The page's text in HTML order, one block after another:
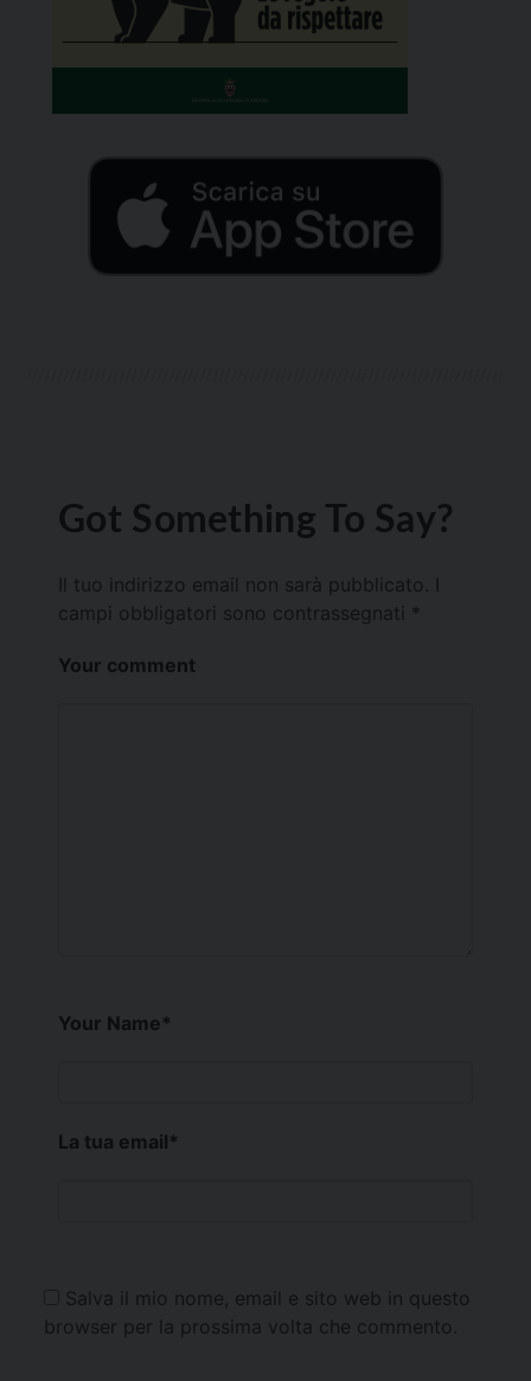
Got Something To Say?
Il tuo indirizzo email non sarà pubblicato.
campi obbligatori sono contrassegnati *
Your comment
Your Name*
La tua email*
Salva il mio nome, email e sito web in questo
browser per la prossima volta che commento.